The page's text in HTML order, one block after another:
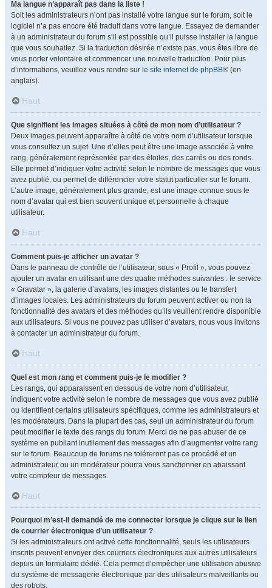
Ma langue n’apparaît pas dans la liste !
Soit les administrateurs n’ont pas installé votre langue sur le forum, soit le
logiciel n’a pas encore été traduit dans votre langue. Essayez de demander
à un administrateur du forum s’il est possible qu’il puisse installer la langue
que vous souhaitez. Si la traduction désirée n’existe pas, vous êtes libre de
vous porter volontaire et commencer une nouvelle traduction. Pour plus
d’informations, veuillez vous rendre sur le site internet de phpBB® (en
anglais).
Haut
Que signifient les images situées à côté de mon nom d’utilisateur ?
Deux images peuvent apparaître à côté de votre nom d’utilisateur lorsque
vous consultez un sujet. Une d’elles peut être une image associée à votre
rang, généralement représentée par des étoiles, des carrés ou des ronds.
Elle permet d’indiquer votre activité selon le nombre de messages que vous
avez publié, ou permet de différencier votre statut particulier sur le forum.
L’autre image, généralement plus grande, est une image connue sous le
nom d’avatar qui est bien souvent unique et personnelle à chaque
utilisateur.
Haut
Comment puis-je afficher un avatar ?
Dans le panneau de contrôle de l’utilisateur, sous « Profil », vous pouvez
ajouter un avatar en utilisant une des quatre méthodes suivantes : le service
« Gravatar », la galerie d’avatars, les images distantes ou le transfert
d’images locales. Les administrateurs du forum peuvent activer ou non la
fonctionnalité des avatars et des méthodes qu’ils veuillent rendre disponible
aux utilisateurs. Si vous ne pouvez pas utiliser d’avatars, nous vous invitons
à contacter un administrateur du forum.
Haut
Quel est mon rang et comment puis-je le modifier ?
Les rangs, qui apparaissent en dessous de votre nom d’utilisateur,
indiquent votre activité selon le nombre de messages que vous avez publié
ou identifient certains utilisateurs spécifiques, comme les administrateurs et
les modérateurs. Dans la plupart des cas, seul un administrateur du forum
peut modifier le texte des rangs du forum. Merci de ne pas abuser de ce
système en publiant inutilement des messages afin d’augmenter votre rang
sur le forum. Beaucoup de forums ne toléreront pas ce procédé et un
administrateur ou un modérateur pourra vous sanctionner en abaissant
votre compteur de messages.
Haut
Pourquoi m’est-il demandé de me connecter lorsque je clique sur le lien
de courrier électronique d’un utilisateur ?
Si les administrateurs ont activé cette fonctionnalité, seuls les utilisateurs
inscrits peuvent envoyer des courriers électroniques aux autres utilisateurs
depuis un formulaire dédié. Cela permet d’empêcher une utilisation abusive
du système de messagerie électronique par des utilisateurs malveillants ou
des robots.